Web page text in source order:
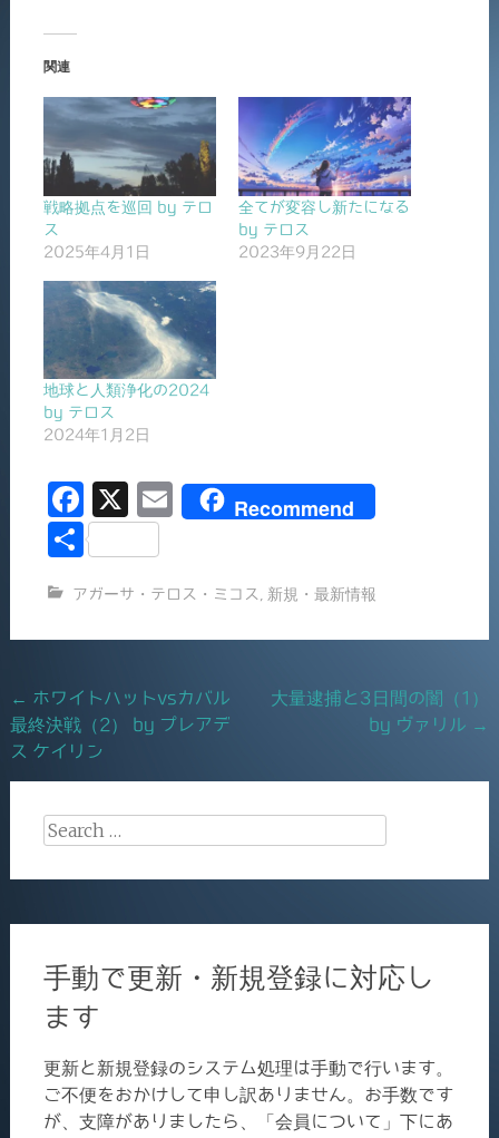
関連
戦略拠点を巡回 by テロ
ス
2025年4月1日
全てが変容し新たになる
by テロス
2023年9月22日
地球と人類浄化の2024
by テロス
2024年1月2日
F
a
e
b
o
k
X
E
l
Recommend
共
アガーサ・テロス・ミコス 新規・最新情報
Post
navigation
← ホワイトハットvsカバル
最終決戦（2） by プレアデ
ス ケイリン
大量逮捕と3日間の闇（1）
by ヴァリル →
Search
手動で更新・新規登録に対応し
ます
更新と新規登録のシステム処理は手動で行います。
ご不便をおかけして申し訳ありません。お手数です
が、支障がありましたら、「会員について」下にあ